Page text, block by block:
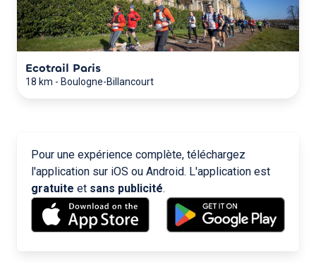
Ecotrail Paris
18 km - Boulogne-Billancourt
Pour une expérience complète, téléchargez
l'application sur iOS ou Android. L'application est
gratuite et sans publicité.